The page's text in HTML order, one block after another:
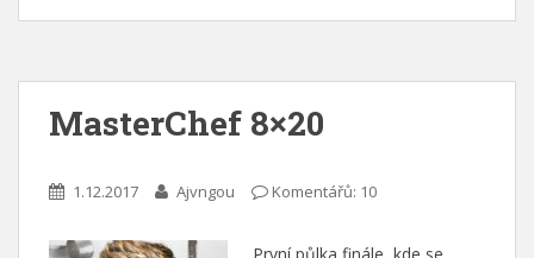
MasterChef 8×20
1.12.2017 Ajvngou Komentářů: 10